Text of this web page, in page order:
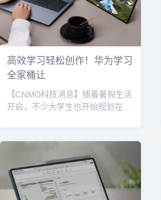
高效学习轻松创作！华为学习
全家桶让
【CNMO科技消息】随着暑假生活
开启，不少大学生也开始规划在假
学焕新季，华为笔记本、华为平板
为主的华为学习全家桶也迎来超值
优惠。对于论文写作或者兴趣创作
的使用需求，华为笔记本的AI空间
功能是效率之选。以华为